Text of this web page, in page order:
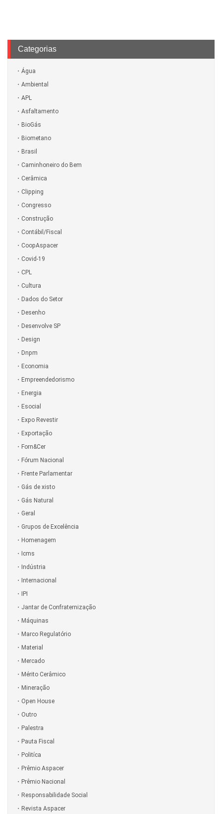
Categorias
Água
Ambiental
APL
Asfaltamento
BioGás
Biometano
Brasil
Caminhoneiro do Bem
Cerâmica
Clipping
Congresso
Construção
Contábil/Fiscal
CoopAspacer
Covid-19
CPL
Cultura
Dados do Setor
Desenho
Desenvolve SP
Design
Dnpm
Economia
Empreendedorismo
Energia
Esocial
Expo Revestir
Exportação
Forn&Cer
Fórum Nacional
Frente Parlamentar
Gás de xisto
Gás Natural
Geral
Grupos de Excelência
Homenagem
Icms
Indústria
Internacional
IPI
Jantar de Confraternização
Máquinas
Marco Regulatório
Material
Mercado
Mérito Cerâmico
Mineração
Open House
Outro
Palestra
Pauta Fiscal
Politíca
Prêmio Aspacer
Prêmio Nacional
Responsabilidade Social
Revista Aspacer